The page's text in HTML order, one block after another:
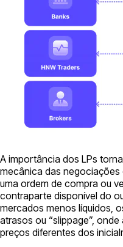
A importância dos LPs
mecânica das negociações
uma ordem de compra ou
contraparte disponível do
mercados menos líquidos,
atrasos ou “slippage”,
preços diferentes dos